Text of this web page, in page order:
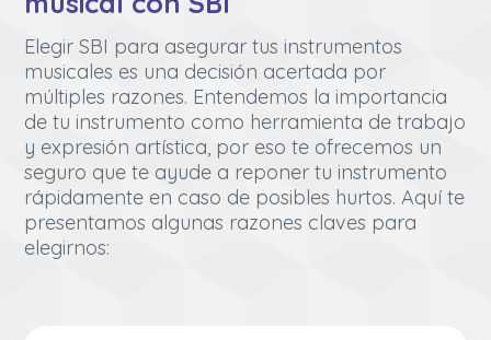
Elegir SBI para asegurar tus instrumentos
musicales es una decisión acertada por
múltiples razones. Entendemos la importancia
de tu instrumento como herramienta de trabajo
y expresión artística, por eso te ofrecemos un
seguro que te ayude a reponer tu instrumento
rápidamente en caso de posibles hurtos. Aquí te
presentamos algunas razones claves para
elegirnos: